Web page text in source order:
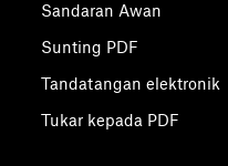
Sandaran Awan
Sunting PDF
Tandatangan elektronik
Tukar kepada PDF